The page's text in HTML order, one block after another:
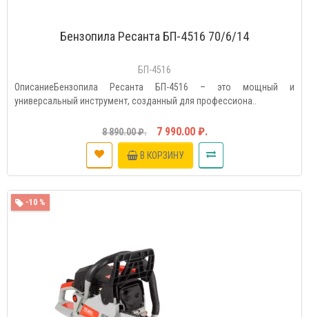
Бензопила Ресанта БП-4516 70/6/14
БП-4516
ОписаниеБензопила Ресанта БП-4516 – это мощный и
универсальный инструмент, созданный для профессиона..
8 890.00 ₽. 7 990.00 ₽.
В КОРЗИНУ
-10 %